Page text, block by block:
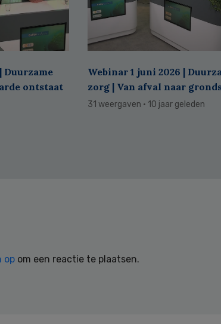
Duurzame
ontstaat
Webinar 1 juni 2026 |
zorg | Van afval naar
31 weergaven · 10 jaar geleden
op om een reactie te plaatsen.